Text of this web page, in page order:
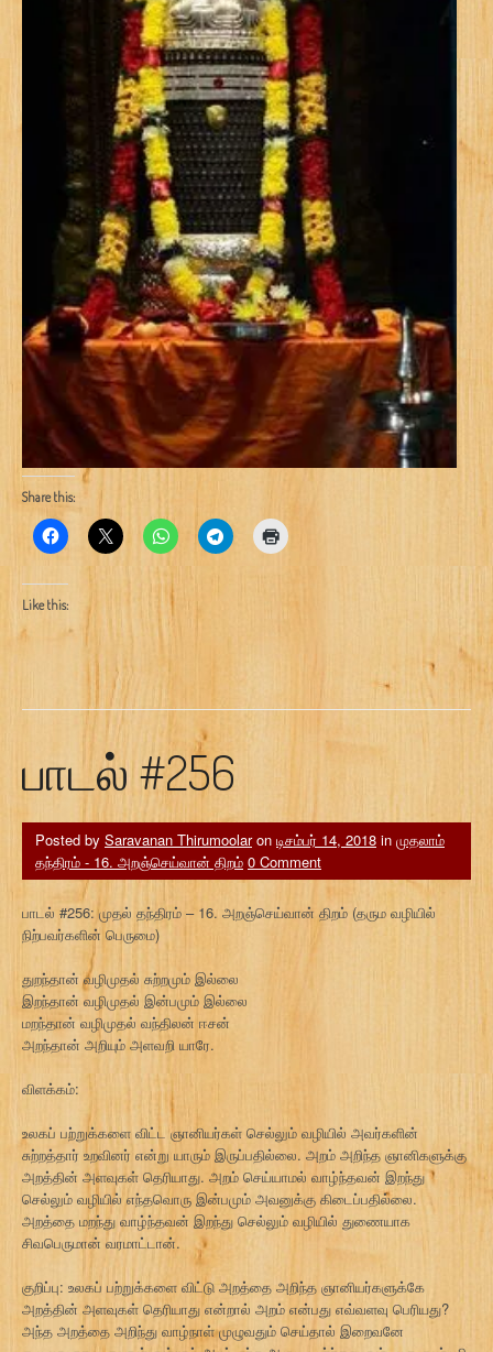
Share this:
Like this:
பாடல் #256
Posted by Saravanan Thirumoolaron டிசம்பர் 14, 2018 in முதலாம்
தந்திரம் - 16. அறஞ்செய்வான் திறம் 0 Comment
பாடல் #256: முதல் தந்திரம் – 16. அறஞ்செய்வான் திறம் (தரும வழியில்
நிற்பவர்களின் பெருமை)
துறந்தான் வழிமுதல் சுற்றமும் இல்லை
இறந்தான் வழிமுதல் இன்பமும் இல்லை
மறந்தான் வழிமுதல் வந்திலன் ஈசன்
அறந்தான் அறியும் அளவறி யாரே.
விளக்கம்:
உலகப் பற்றுக்களை விட்ட ஞானியர்கள் செல்லும் வழியில் அவர்களின்
சுற்றத்தார் உறவினர் என்று யாரும் இருப்பதில்லை. அறம் அறிந்த ஞானிகளுக்கு
அறத்தின் அளவுகள் தெரியாது. அறம் செய்யாமல் வாழ்ந்தவன் இறந்து
செல்லும் வழியில் எந்தவொரு இன்பமும் அவனுக்கு கிடைப்பதில்லை.
அறத்தை மறந்து வாழ்ந்தவன் இறந்து செல்லும் வழியில் துணையாக
சிவபெருமான் வரமாட்டான்.
குறிப்பு: உலகப் பற்றுக்களை விட்டு அறத்தை அறிந்த ஞானியர்களுக்கே
அறத்தின் அளவுகள் தெரியாது என்றால் அறம் என்பது எவ்வளவு பெரியது?
அந்த அறத்தை அறிந்து வாழ்நாள் முழுவதும் செய்தால் இறைவனே